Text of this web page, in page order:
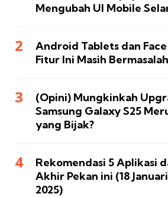
Mengubah UI Mobile
Android Tablets dan
Fitur Ini Masih
(Opini) Mungkinkah
Samsung Galaxy S25
yang Bijak?
Rekomendasi 5 Aplikasi
Akhir Pekan ini (18
2025)